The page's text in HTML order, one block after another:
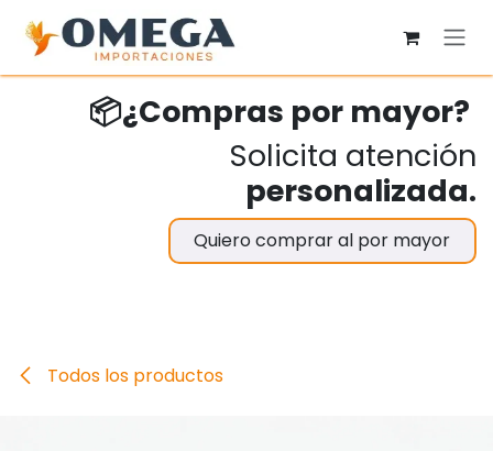
Ir al contenido
📦¿Compras por mayor?
Solicita atención
personalizada.
Quiero comprar al por mayor
Todos los productos